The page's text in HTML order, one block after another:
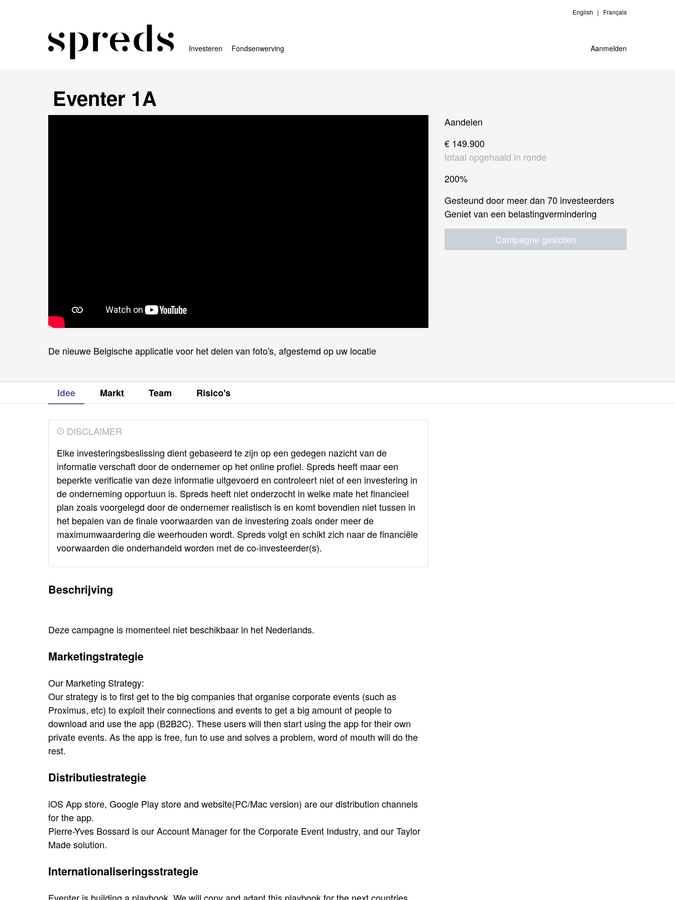
Investeren Fondsenwerving
English Français
Aanmelden
Eventer 1A
De nieuwe Belgische applicatie voor het delen van foto's, afgestemd op uw locatie
Aandelen
€ 149.900
totaal opgehaald in ronde
200%
Gesteund door meer dan 70 investeerders
Geniet van een belastingvermindering
Campagne gesloten
Idee Markt Team Risico's
DISCLAIMER
Elke investeringsbeslissing dient gebaseerd te zijn op een gedegen nazicht van de
informatie verschaft door de ondernemer op het online profiel. Spreds heeft maar een
beperkte verificatie van deze informatie uitgevoerd en controleert niet of een investering in
de onderneming opportuun is. Spreds heeft niet onderzocht in welke mate het financieel
plan zoals voorgelegd door de ondernemer realistisch is en komt bovendien niet tussen in
het bepalen van de finale voorwaarden van de investering zoals onder meer de
maximumwaardering die weerhouden wordt. Spreds volgt en schikt zich naar de financiële
voorwaarden die onderhandeld worden met de co-investeerder(s).
Beschrijving
Deze campagne is momenteel niet beschikbaar in het Nederlands.
Marketingstrategie
Our Marketing Strategy:
Our strategy is to first get to the big companies that organise corporate events (such as
Proximus, etc) to exploit their connections and events to get a big amount of people to
download and use the app (B2B2C). These users will then start using the app for their own
private events. As the app is free, fun to use and solves a problem, word of mouth will do the
rest.
Distributiestrategie
iOS App store, Google Play store and website(PC/Mac version) are our distribution channels
for the app.
Pierre-Yves Bossard is our Account Manager for the Corporate Event Industry, and our Taylor
Made solution.
Internationaliseringsstrategie
Eventer is building a playbook. We will copy and adapt this playbook for the next countries,